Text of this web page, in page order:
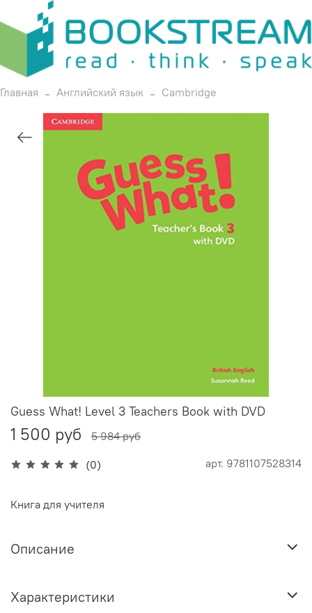
Главная Английский язык Cambridge
(0) арт. 9781107528314
Guess What! Level 3 Teachers Book with DVD
1 500 руб 5 984 руб
Книга для учителя
Описание
Характеристики